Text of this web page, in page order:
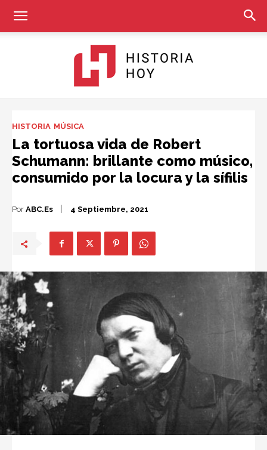
Hoy
HISTORIA MÚSICA
La tortuosa vida de Robert
Schumann: brillante como músico,
consumido por la locura y la sífilis
Por ABC.es 4 Septiembre, 2021